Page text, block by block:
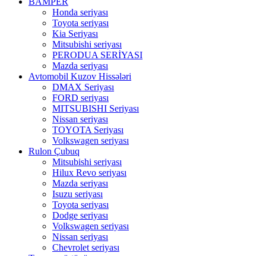
Honda seriyası
Toyota seriyası
Kia Seriyası
Mitsubishi seriyası
PERODUA SERİYASI
Mazda seriyası
Avtomobil Kuzov Hissələri
DMAX Seriyası
FORD seriyası
MITSUBISHI Seriyası
Nissan seriyası
TOYOTA Seriyası
Volkswagen seriyası
Rulon Çubuq
Mitsubishi seriyası
Hilux Revo seriyası
Mazda seriyası
Isuzu seriyası
Toyota seriyası
Dodge seriyası
Volkswagen seriyası
Nissan seriyası
Chevrolet seriyası